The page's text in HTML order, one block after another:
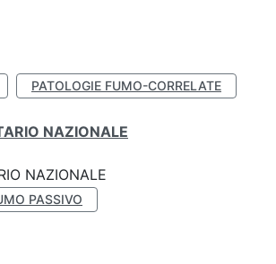
PATOLOGIE FUMO-CORRELATE
NAZIONALE
NAZIONALE
PASSIVO